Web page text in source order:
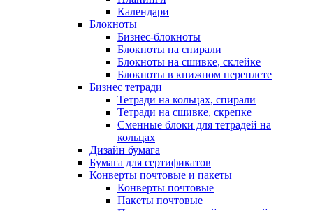
Календари
Блокноты
Бизнес-блокноты
Блокноты на спирали
Блокноты на сшивке, склейке
Блокноты в книжном переплете
Бизнес тетради
Тетради на кольцах, спирали
Тетради на сшивке, скрепке
Сменные блоки для тетрадей на
кольцах
Дизайн бумага
Бумага для сертификатов
Конверты почтовые и пакеты
Конверты почтовые
Пакеты почтовые